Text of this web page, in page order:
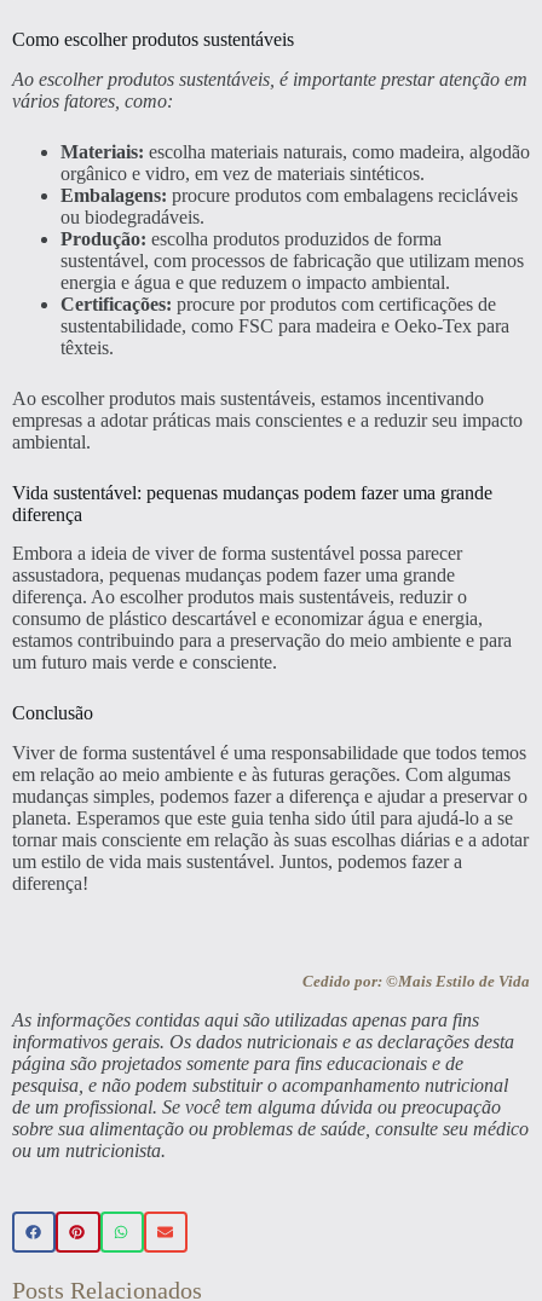
Como escolher produtos sustentáveis
Ao escolher produtos sustentáveis, é importante prestar atenção em
vários fatores, como:
Materiais: escolha materiais naturais, como madeira, algodão
orgânico e vidro, em vez de materiais sintéticos.
Embalagens: procure produtos com embalagens recicláveis
ou biodegradáveis.
Produção: escolha produtos produzidos de forma
sustentável, com processos de fabricação que utilizam menos
energia e água e que reduzem o impacto ambiental.
Certificações: procure por produtos com certificações de
sustentabilidade, como FSC para madeira e Oeko-Tex para
têxteis.
Ao escolher produtos mais sustentáveis, estamos incentivando
empresas a adotar práticas mais conscientes e a reduzir seu impacto
ambiental.
Vida sustentável: pequenas mudanças podem fazer uma grande
diferença
Embora a ideia de viver de forma sustentável possa parecer
assustadora, pequenas mudanças podem fazer uma grande
diferença. Ao escolher produtos mais sustentáveis, reduzir o
consumo de plástico descartável e economizar água e energia,
estamos contribuindo para a preservação do meio ambiente e para
um futuro mais verde e consciente.
Conclusão
Viver de forma sustentável é uma responsabilidade que todos temos
em relação ao meio ambiente e às futuras gerações. Com algumas
mudanças simples, podemos fazer a diferença e ajudar a preservar o
planeta. Esperamos que este guia tenha sido útil para ajudá-lo a se
tornar mais consciente em relação às suas escolhas diárias e a adotar
um estilo de vida mais sustentável. Juntos, podemos fazer a
diferença!
Cedido por: ©Mais Estilo de Vida
As informações contidas aqui são utilizadas apenas para fins
informativos gerais. Os dados nutricionais e as declarações desta
página são projetados somente para fins educacionais e de
pesquisa, e não podem substituir o acompanhamento nutricional
de um profissional. Se você tem alguma dúvida ou preocupação
sobre sua alimentação ou problemas de saúde, consulte seu médico
ou um nutricionista.
Posts Relacionados